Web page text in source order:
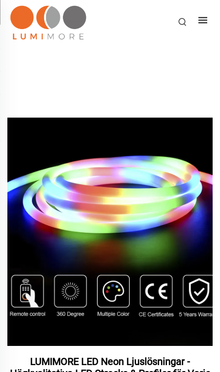
LUMIMORE LED Neon Ljuslösningar -